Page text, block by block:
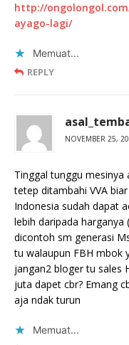
http://
ayago-lagi/
Memuat...
REPLY
NOVEMBER 25,
Tinggal tunggu mesinya
tetep ditambahi VVA
Indonesia sudah dapat
lebih daripada
dicontoh sm generasi
tu walaupun FBH mbok
jangan2 bloger tu sales
juta dapet cbr? Emang
aja ndak turun
Memuat...